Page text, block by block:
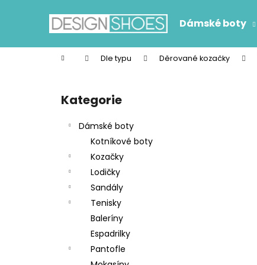
Dámské boty
Domů Dle typu Děrované kozačky
Přeskočit
kategorie
Kategorie
Dámské boty
Kotníkové boty
Kozačky
Lodičky
Sandály
Tenisky
Baleríny
Espadrilky
Pantofle
í
Zpět
do
Zpět
do